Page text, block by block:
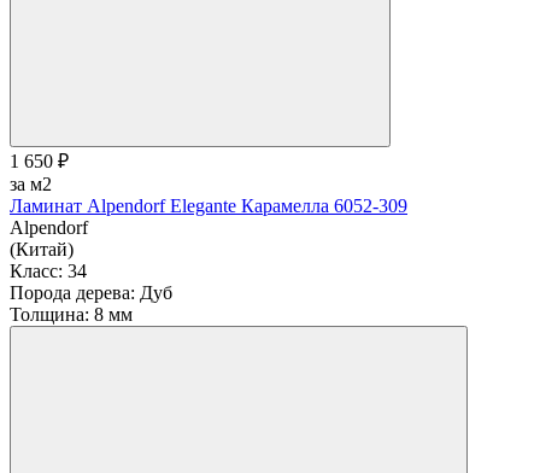
1 650 ₽
за м2
Ламинат Alpendorf Elegante Карамелла 6052-309
Alpendorf
(Китай)
Класс: 34
Порода дерева: Дуб
Толщина: 8 мм